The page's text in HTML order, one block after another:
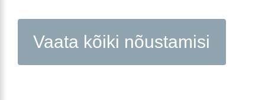
Vaata kõiki nõustamisi